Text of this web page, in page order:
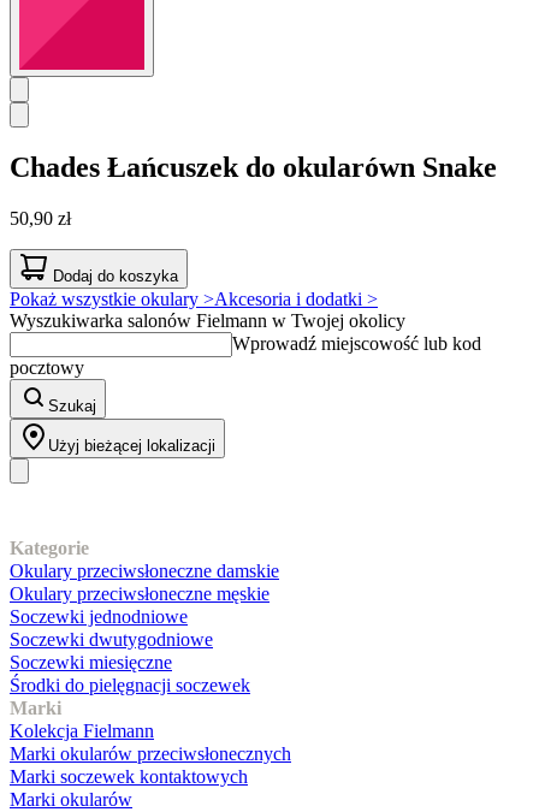
Chades Łańcuszek do okularówn Snake
50,90 zł
Dodaj do koszyka
Pokaż wszystkie okulary >Akcesoria i dodatki >
Wyszukiwarka salonów Fielmann w Twojej okolicy
Wprowadź miejscowość lub kod
pocztowy
Szukaj
Użyj bieżącej lokalizacji
Kategorie
Okulary przeciwsłoneczne damskie
Okulary przeciwsłoneczne męskie
Soczewki jednodniowe
Soczewki dwutygodniowe
Soczewki miesięczne
Środki do pielęgnacji soczewek
Marki
Kolekcja Fielmann
Marki okularów przeciwsłonecznych
Marki soczewek kontaktowych
Marki okularów